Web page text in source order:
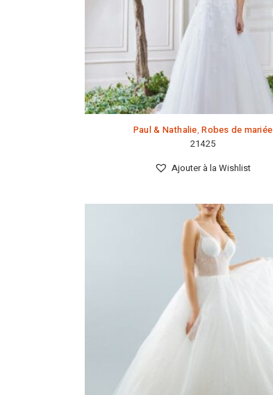
ancien
Paul & Nathalie,Robes de mariée
21425
Ajouter à la Wishlist